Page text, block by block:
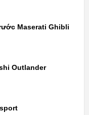
Maserati Ghibli
Outlander